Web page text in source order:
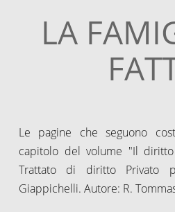
LA
Le pagine che seguono
capitolo del volume "Il
Trattato di diritto Privato
Giappichelli. Autore: R.